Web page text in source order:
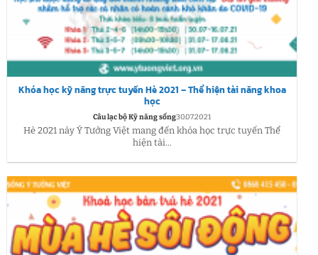
Khóa học kỹ năng trực tuyến Hè 2021 – Thể hiện tài năng khoa
học
Câu lạc bộ Kỹ năng sống30.07.2021
Hè 2021 này Ý Tưởng Việt mang đến khóa học trực tuyến Thể
hiện tài...